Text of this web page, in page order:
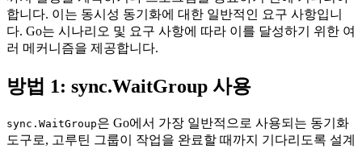
합니다. 이는 동시성 동기화에 대한 일반적인 요구 사항입니
다. Go는 시나리오 및 요구 사항에 따라 이를 달성하기 위한 여
러 메커니즘을 제공합니다.
방법 1: sync.WaitGroup 사용
sync.WaitGroup은 Go에서 가장 일반적으로 사용되는 동기화
도구로, 고루틴 그룹이 작업을 완료할 때까지 기다리도록 설계